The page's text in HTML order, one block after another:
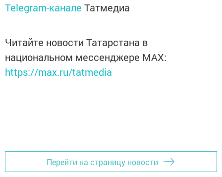
Telegram-канале Татмедиа
Читайте новости Татарстана в
национальном мессенджере MАХ:
https://max.ru/tatmedia
Перейти на страницу новости